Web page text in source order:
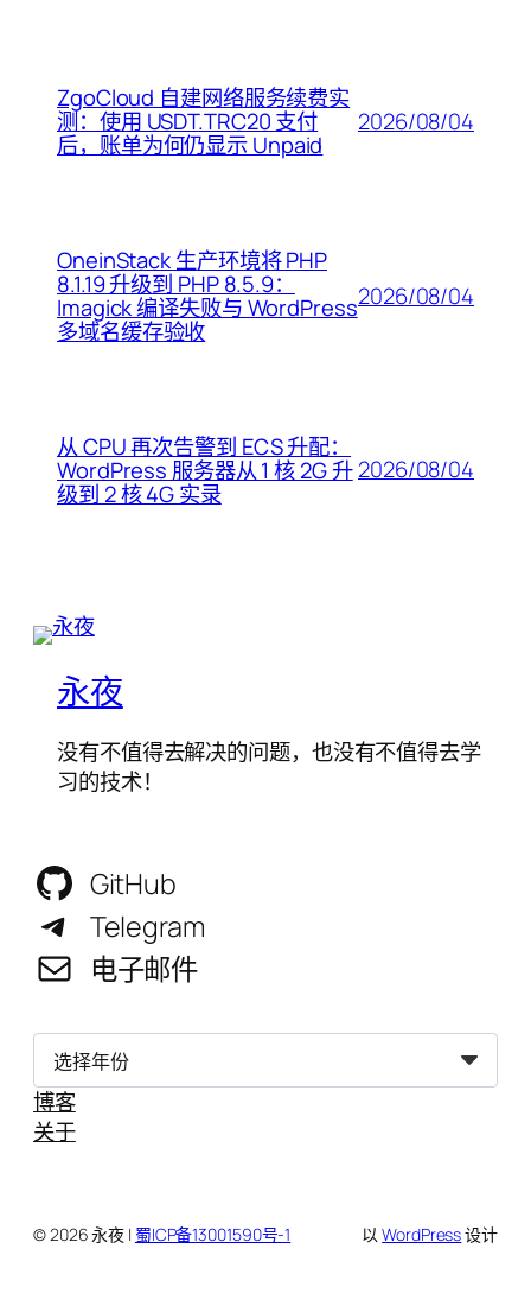
ZgoCloud 自建网络服务续费实
测：使用 USDT.TRC20 支付
后，账单为何仍显示 Unpaid
2026/08/04
OneinStack 生产环境将 PHP
8.1.19 升级到 PHP 8.5.9：
Imagick 编译失败与 WordPress
多域名缓存验收
2026/08/04
从 CPU 再次告警到 ECS 升配：
WordPress 服务器从 1 核 2G 升
级到 2 核 4G 实录
2026/08/04
永夜
没有不值得去解决的问题，也没有不值得去学
习的技术！
GitHub
Telegram
电子邮件
归
博客
关于
© 2026 永夜 | 蜀ICP备13001590号-1 以WordPress设计